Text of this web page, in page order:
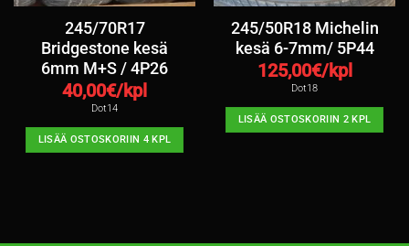
245/70R17
Bridgestone kesä
6mm M+S / 4P26
40,00€/kpl
Dot14
LISÄÄ OSTOSKORIIN 4 KPL
245/50R18 Michelin
kesä 6-7mm/ 5P44
125,00€/kpl
Dot18
LISÄÄ OSTOSKORIIN 2 KPL